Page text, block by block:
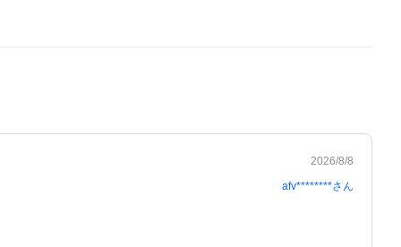
2026/8/8
afv********さん